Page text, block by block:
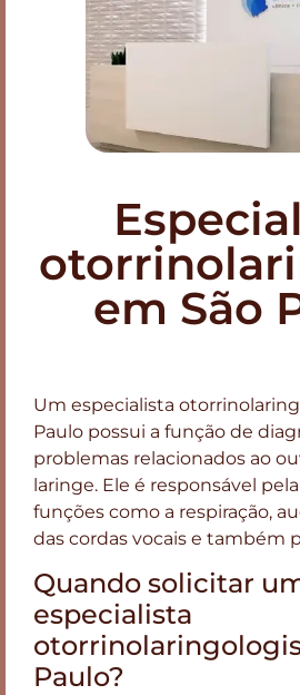
em São
Um especialista
Paulo possui a função de
problemas relacionados ao
laringe. Ele é responsável
funções como a respiração,
das cordas vocais e também
Quando solicitar
especialista
Paulo?